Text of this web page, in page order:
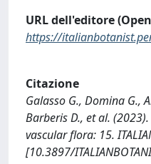
URL dell'editore
https://
Citazione
Galasso G., Domina G.,
Barberis D., et al.
vascular flora: 15.
[10.3897/